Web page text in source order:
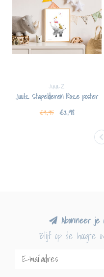
JUULZ
Juulz Stapeldieren Roze poster
€9,95 €2,98
Abonneer
Blijf op de hoogte